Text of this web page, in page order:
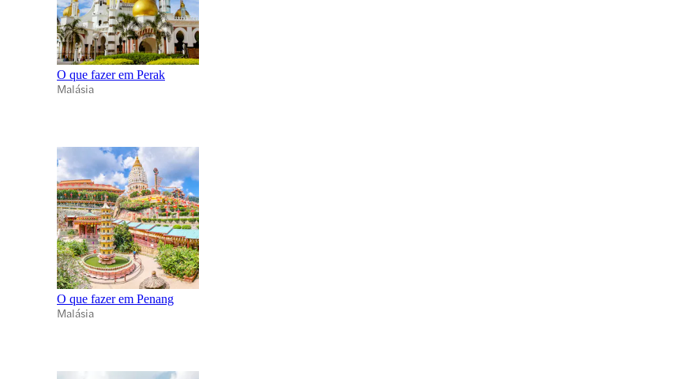
O que fazer em Perak
Malásia
O que fazer em Penang
Malásia